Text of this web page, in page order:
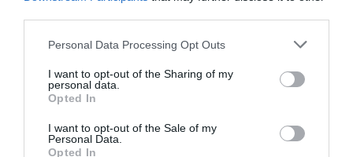
Personal Data Processing Opt Outs
I want to opt-out of the Sharing of my
personal data.
Opted In
I want to opt-out of the Sale of my
Personal Data.
Opted In
L"Isle-Jourdainà 1.44 km du point 28
Labastide-Savès à 2.51 km du point 30
Savignac-Mona
à 2.94 km du point 30
à 1.01 km du point 31
à 3.02 km du point 31